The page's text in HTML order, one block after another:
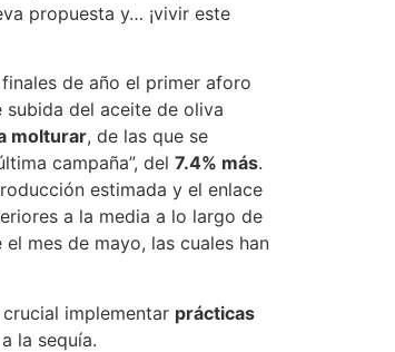
propuesta y… ¡vivir este
de año el primer aforo
subida del aceite de oliva
molturar, de las que se
campaña”, del 7.4% más.
estimada y el enlace
a la media a lo largo de
mes de mayo, las cuales han
implementar prácticas
la sequía.